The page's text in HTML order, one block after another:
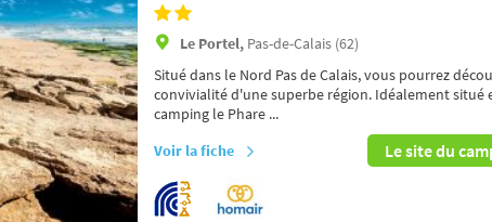
Le Portel, Pas-de-Calais (62)
Situé dans le Nord Pas de Calais, vous pourrez
convivialité d'une superbe région. Idéalement situé
camping le Phare ...
Voir la fiche
Le site du